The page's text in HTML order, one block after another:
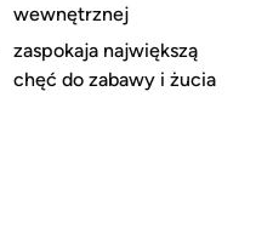
wewnętrznej
zaspokaja największą
chęć do zabawy i żucia